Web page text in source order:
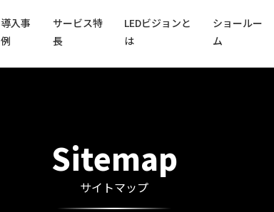
導入事
例
サービス特
長
LEDビジョンと
は
ショールー
ム
Sitemap
サイトマップ